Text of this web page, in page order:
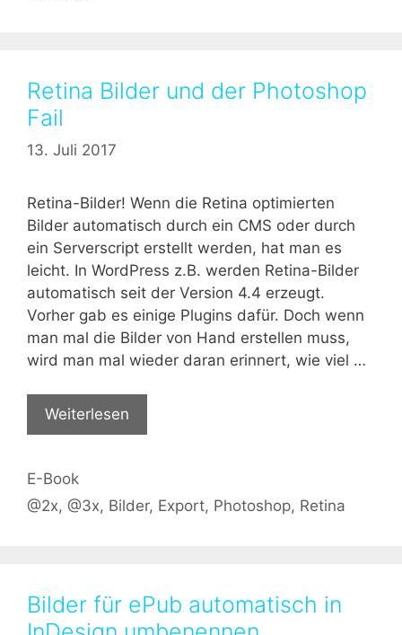
Retina Bilder und der Photoshop
Fail
13. Juli 2017
Retina-Bilder! Wenn die Retina optimierten
Bilder automatisch durch ein CMS oder durch
ein Serverscript erstellt werden, hat man es
leicht. In WordPress z.B. werden Retina-Bilder
automatisch seit der Version 4.4 erzeugt.
Vorher gab es einige Plugins dafür. Doch wenn
man mal die Bilder von Hand erstellen muss,
wird man mal wieder daran erinnert, wie viel …
Weiterlesen
Kategorien
E-Book
Schlagwörter
@2x, @3x, Bilder, Export, Photoshop, Retina
Bilder für ePub automatisch in